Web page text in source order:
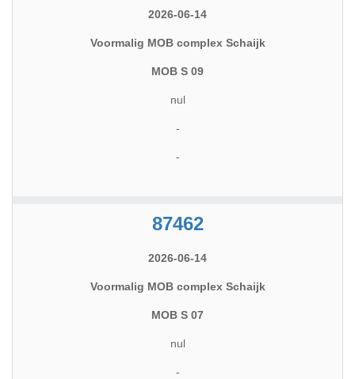
2026-06-14
Voormalig MOB complex Schaijk
MOB S 09
nul
-
-
87462
2026-06-14
Voormalig MOB complex Schaijk
MOB S 07
nul
-